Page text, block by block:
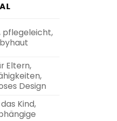
pflegeleicht,
Eltern,
Design
Kind,